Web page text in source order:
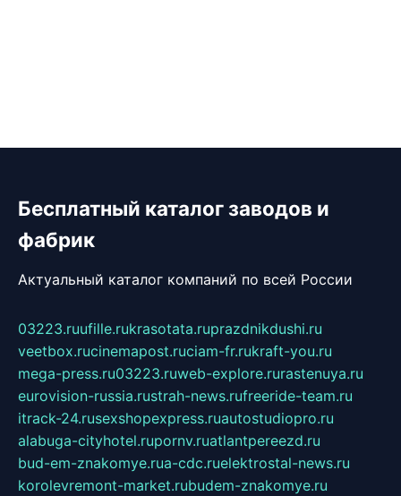
Бесплатный каталог заводов и
фабрик
Актуальный каталог компаний по всей России
03223.ruufille.rukrasotata.ruprazdnikdushi.ru
veetbox.rucinemapost.ruciam-fr.rukraft-you.ru
mega-press.ru03223.ruweb-explore.rurastenuya.ru
eurovision-russia.rustrah-news.rufreeride-team.ru
itrack-24.rusexshopexpress.ruautostudiopro.ru
alabuga-cityhotel.rupornv.ruatlantpereezd.ru
bud-em-znakomye.rua-cdc.ruelektrostal-news.ru
korolevremont-market.rubudem-znakomye.ru